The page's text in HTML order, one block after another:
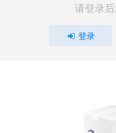
请登录
登录